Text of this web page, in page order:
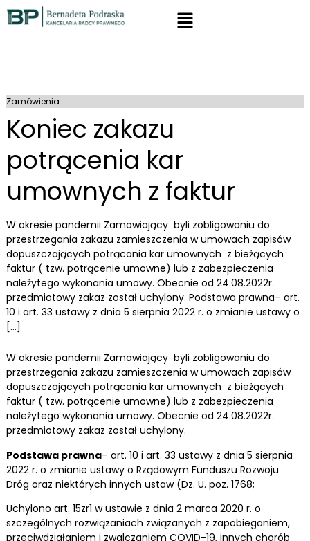
Zamówienia
Koniec zakazu
potrącenia kar
umownych z faktur
W okresie pandemii Zamawiający byli zobligowaniu do
przestrzegania zakazu zamieszczenia w umowach zapisów
dopuszczających potrącania kar umownych z bieżących
faktur ( tzw. potrącenie umowne) lub z zabezpieczenia
należytego wykonania umowy. Obecnie od 24.08.2022r.
przedmiotowy zakaz został uchylony. Podstawa prawna– art.
10 i art. 33 ustawy z dnia 5 sierpnia 2022 r. o zmianie ustawy o
[…]
W okresie pandemii Zamawiający byli zobligowaniu do
przestrzegania zakazu zamieszczenia w umowach zapisów
dopuszczających potrącania kar umownych z bieżących
faktur ( tzw. potrącenie umowne) lub z zabezpieczenia
należytego wykonania umowy. Obecnie od 24.08.2022r.
przedmiotowy zakaz został uchylony.
Podstawa prawna– art. 10 i art. 33 ustawy z dnia 5 sierpnia
2022 r. o zmianie ustawy o Rządowym Funduszu Rozwoju
Dróg oraz niektórych innych ustaw (Dz. U. poz. 1768;
Uchylono art. 15zr1 w ustawie z dnia 2 marca 2020 r. o
szczególnych rozwiązaniach związanych z zapobieganiem,
przeciwdziałaniem i zwalczaniem COVID-19, innych chorób